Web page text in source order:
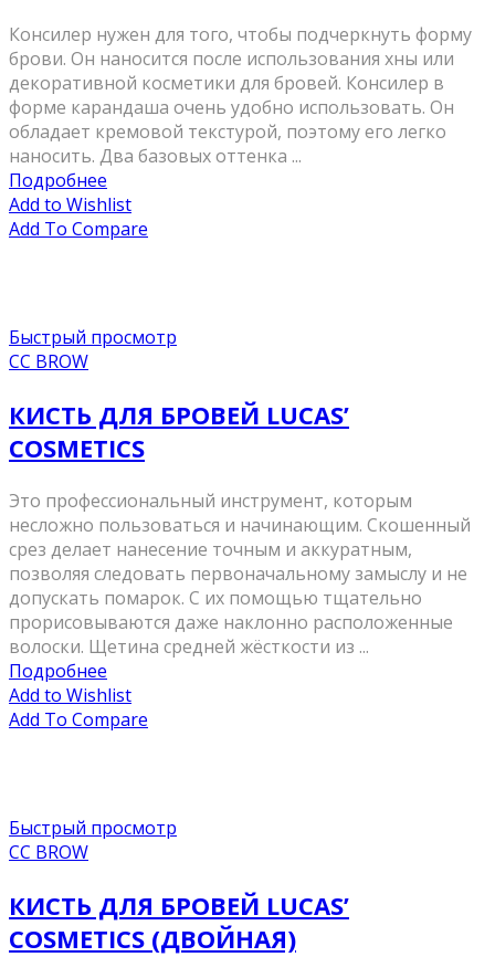
Консилер нужен для того, чтобы подчеркнуть форму
брови. Он наносится после использования хны или
декоративной косметики для бровей. Консилер в
форме карандаша очень удобно использовать. Он
обладает кремовой текстурой, поэтому его легко
наносить. Два базовых оттенка ...
Подробнее
Add to Wishlist
Add To Compare
Быстрый просмотр
CC BROW
КИСТЬ ДЛЯ БРОВЕЙ LUCAS’
COSMETICS
Это профессиональный инструмент, которым
несложно пользоваться и начинающим. Скошенный
срез делает нанесение точным и аккуратным,
позволяя следовать первоначальному замыслу и не
допускать помарок. С их помощью тщательно
прорисовываются даже наклонно расположенные
волоски. Щетина средней жёсткости из ...
Подробнее
Add to Wishlist
Add To Compare
Быстрый просмотр
CC BROW
КИСТЬ ДЛЯ БРОВЕЙ LUCAS’
COSMETICS (ДВОЙНАЯ)